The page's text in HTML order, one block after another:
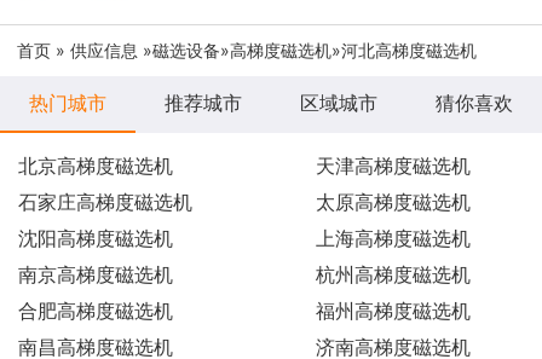
首页 » 供应信息 »磁选设备»高梯度磁选机»河北高梯度磁选机
热门城市 推荐城市 区域城市 猜你喜欢
北京高梯度磁选机
天津高梯度磁选机
石家庄高梯度磁选机
太原高梯度磁选机
沈阳高梯度磁选机
上海高梯度磁选机
南京高梯度磁选机
杭州高梯度磁选机
合肥高梯度磁选机
福州高梯度磁选机
南昌高梯度磁选机
济南高梯度磁选机